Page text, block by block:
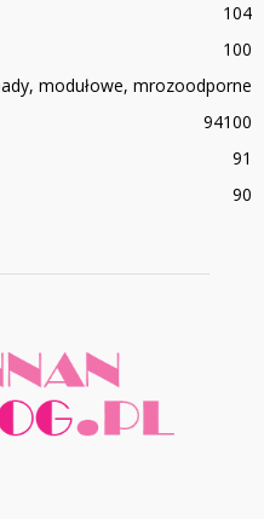
104
100
modułowe, mrozoodporne
100
94
91
90